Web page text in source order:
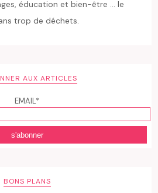
éducation et bien-être ... le
trop de déchets.
AUX ARTICLES
EMAIL*
BONS PLANS